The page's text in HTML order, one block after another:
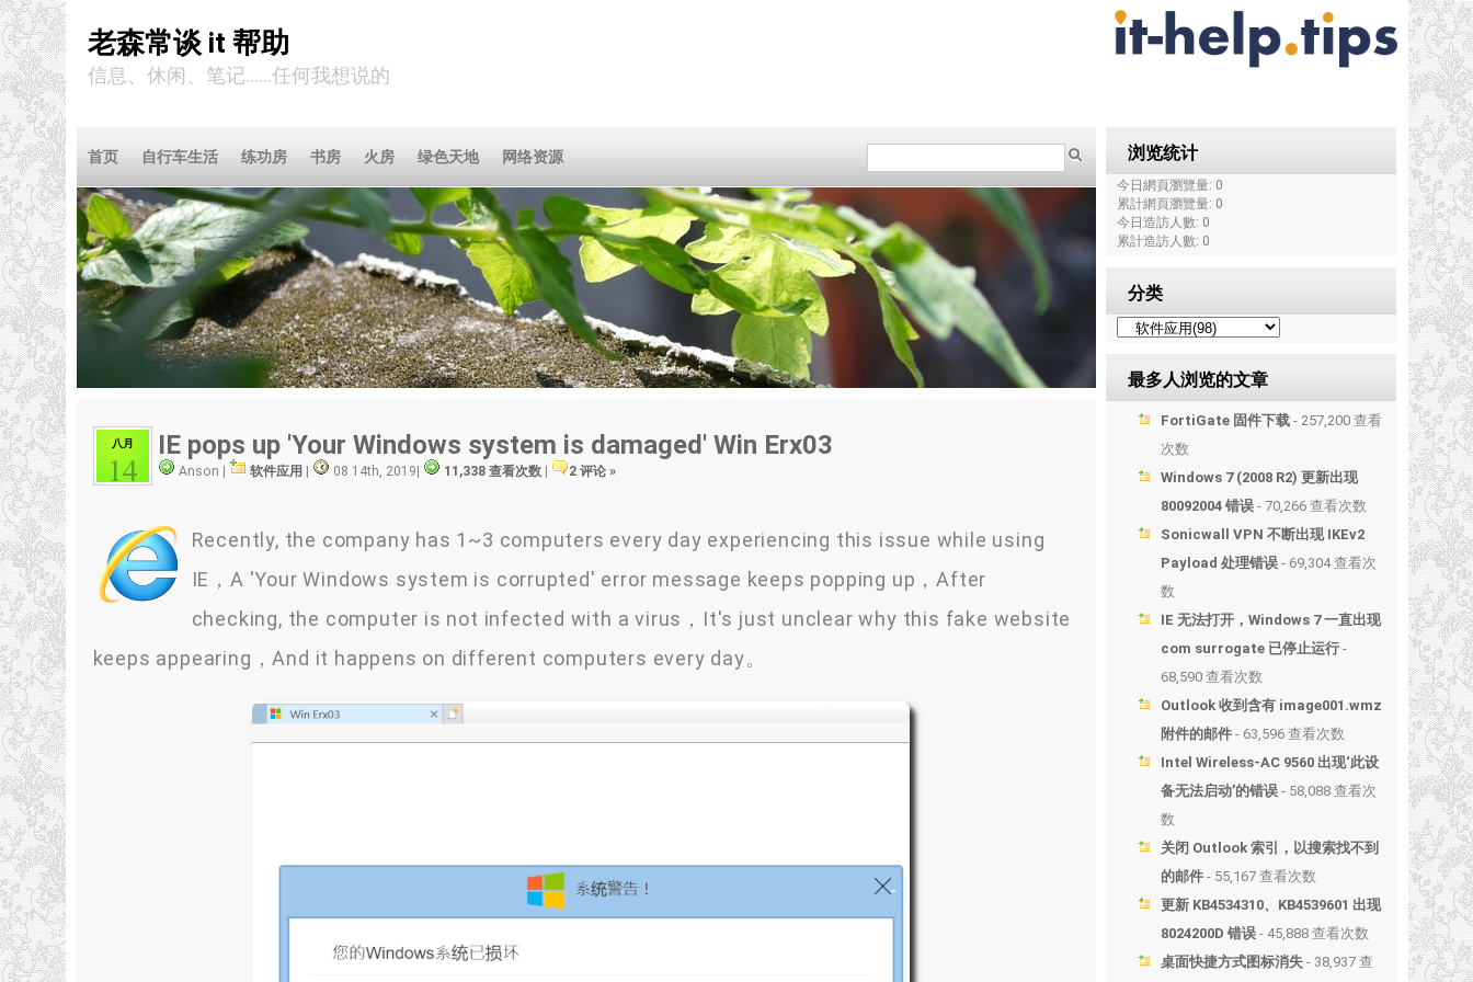
老森常谈 it 帮助
信息、休闲、笔记……任何我想说的
首页 自行车生活 练功房 书房 火房 绿色天地 网络资源
八月
14
IE pops up 'Your Windows system is damaged' Win Erx03
Anson | 软件应用 08 14th, 2019 11,338 查看次数 2 评论 »
Recently, the company has 1~3 computers every day experiencing this issue while using
IE，A 'Your Windows system is corrupted' error message keeps popping up，After
checking, the computer is not infected with a virus，It's just unclear why this fake website
keeps appearing，And it happens on different computers every day。
浏览统计
今日網頁瀏覽量: 0
累計網頁瀏覽量: 0
今日造訪人數: 0
累計造訪人數: 0
分类
最多人浏览的文章
FortiGate 固件下载 - 257,200 查看
次数
Windows 7 (2008 R2) 更新出现
80092004 错误 - 70,266 查看次数
Sonicwall VPN 不断出现 IKEv2
Payload 处理错误 - 69,304 查看次
数
IE 无法打开，Windows 7 一直出现
com surrogate 已停止运行 -
68,590 查看次数
Outlook 收到含有 image001.wmz
附件的邮件 - 63,596 查看次数
Intel Wireless-AC 9560 出现‘此设
备无法启动’的错误 - 58,088 查看次
数
关闭 Outlook 索引，以搜索找不到
的邮件 - 55,167 查看次数
更新 KB4534310、KB4539601 出现
8024200D 错误 - 45,888 查看次数
桌面快捷方式图标消失 - 38,937 查